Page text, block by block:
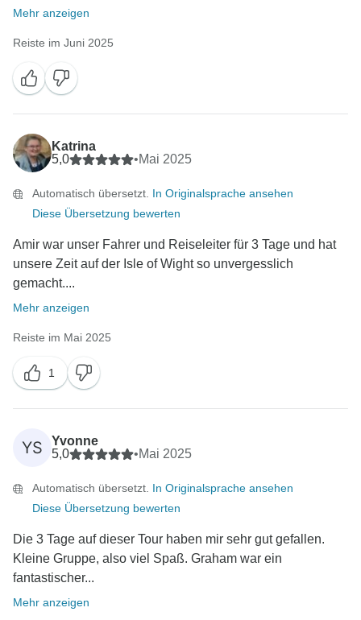
Mehr anzeigen
Reiste im Juni 2025
Katrina
5,0
•Mai 2025
Automatisch übersetzt. In Originalsprache ansehen
Diese Übersetzung bewerten
Amir war unser Fahrer und Reiseleiter für 3 Tage und hat
unsere Zeit auf der Isle of Wight so unvergesslich
gemacht....
Mehr anzeigen
Reiste im Mai 2025
1
YS
Yvonne
5,0
•Mai 2025
Automatisch übersetzt. In Originalsprache ansehen
Diese Übersetzung bewerten
Die 3 Tage auf dieser Tour haben mir sehr gut gefallen.
Kleine Gruppe, also viel Spaß. Graham war ein
fantastischer...
Mehr anzeigen